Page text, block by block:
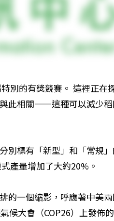
別的有獎競賽。 這裡正在
此相關——這種可以減少
別標有「新型」和「常規
產量增加了大約20%。
的一個縮影，呼應著中美
候大會（COP26）上發佈